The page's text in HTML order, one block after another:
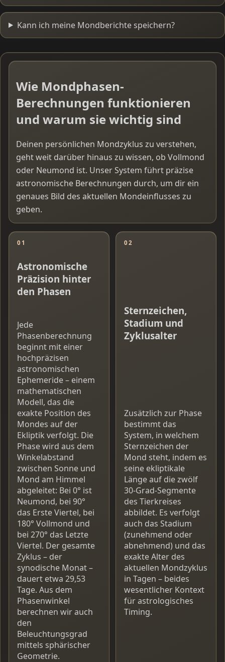
Kann ich meine Mondberichte speichern?
Wie Mondphasen-
Berechnungen funktionieren
und warum sie wichtig sind
Deinen persönlichen Mondzyklus zu verstehen,
geht weit darüber hinaus zu wissen, ob Vollmond
oder Neumond ist. Unser System führt präzise
astronomische Berechnungen durch, um dir ein
genaues Bild des aktuellen Mondeinflusses zu
geben.
01
Astronomische
Präzision hinter
den Phasen
Jede
Phasenberechnung
beginnt mit einer
hochpräzisen
astronomischen
Ephemeride – einem
mathematischen
Modell, das die
exakte Position des
Mondes auf der
Ekliptik verfolgt. Die
Phase wird aus dem
Winkelabstand
zwischen Sonne und
Mond am Himmel
abgeleitet: Bei 0° ist
Neumond, bei 90°
das Erste Viertel, bei
180° Vollmond und
bei 270° das Letzte
Viertel. Der gesamte
Zyklus – der
synodische Monat –
dauert etwa 29,53
Tage. Aus dem
Phasenwinkel
berechnen wir auch
den
Beleuchtungsgrad
mittels sphärischer
Geometrie.
02
Sternzeichen,
Stadium und
Zyklusalter
Zusätzlich zur Phase
bestimmt das
System, in welchem
Sternzeichen der
Mond steht, indem es
seine ekliptikale
Länge auf die zwölf
30-Grad-Segmente
des Tierkreises
abbildet. Es verfolgt
auch das Stadium
(zunehmend oder
abnehmend) und das
exakte Alter des
aktuellen Mondzyklus
in Tagen – beides
wesentlicher Kontext
für astrologisches
Timing.